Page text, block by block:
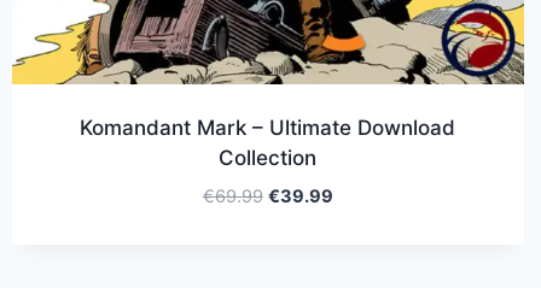
Komandant Mark – Ultimate Download
Collection
€69.99 €39.99